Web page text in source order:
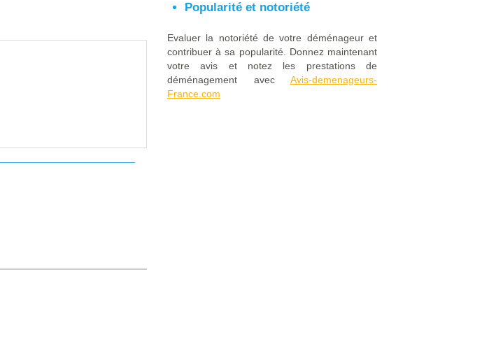
Popularité et notoriété
Evaluer la notoriété de votre déménageur et
contribuer à sa popularité. Donnez maintenant
votre avis et notez les prestations de
déménagement avec Avis-demenageurs-
France.com